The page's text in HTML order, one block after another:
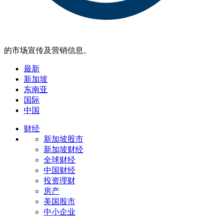
的市场宣传及营销信息。
最新
新加坡
东南亚
国际
中国
财经
新加坡股市
新加坡财经
全球财经
中国财经
投资理财
房产
美国股市
中小企业